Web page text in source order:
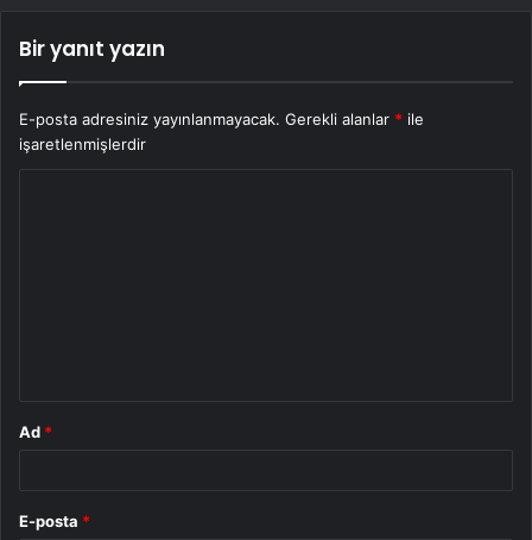
Bir yanıt yazın
E-posta adresiniz yayınlanmayacak. Gerekli alanlar * ile
işaretlenmişlerdir
Ad *
E-posta *